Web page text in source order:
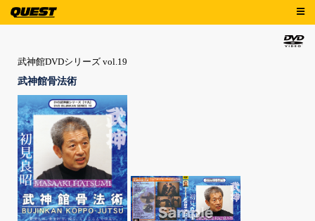
武神館DVDシリーズ vol.19
武神館骨法術